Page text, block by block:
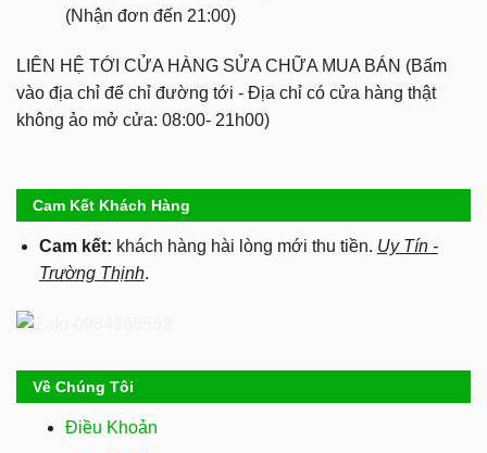
(Nhận đơn đến 21:00)
LIÊN HỆ TỚI CỬA HÀNG SỬA CHỮA MUA BÁN (Bấm
vào địa chỉ để chỉ đường tới - Địa chỉ có cửa hàng thật
không ảo mở cửa: 08:00- 21h00)
Cam Kết Khách Hàng
Cam kết: khách hàng hài lòng mới thu tiền. Uy Tín -
Trường Thịnh.
Về Chúng Tôi
Điều Khoản